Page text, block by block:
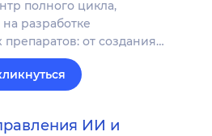
полного цикла,
разработке
от создания…
ИИ и